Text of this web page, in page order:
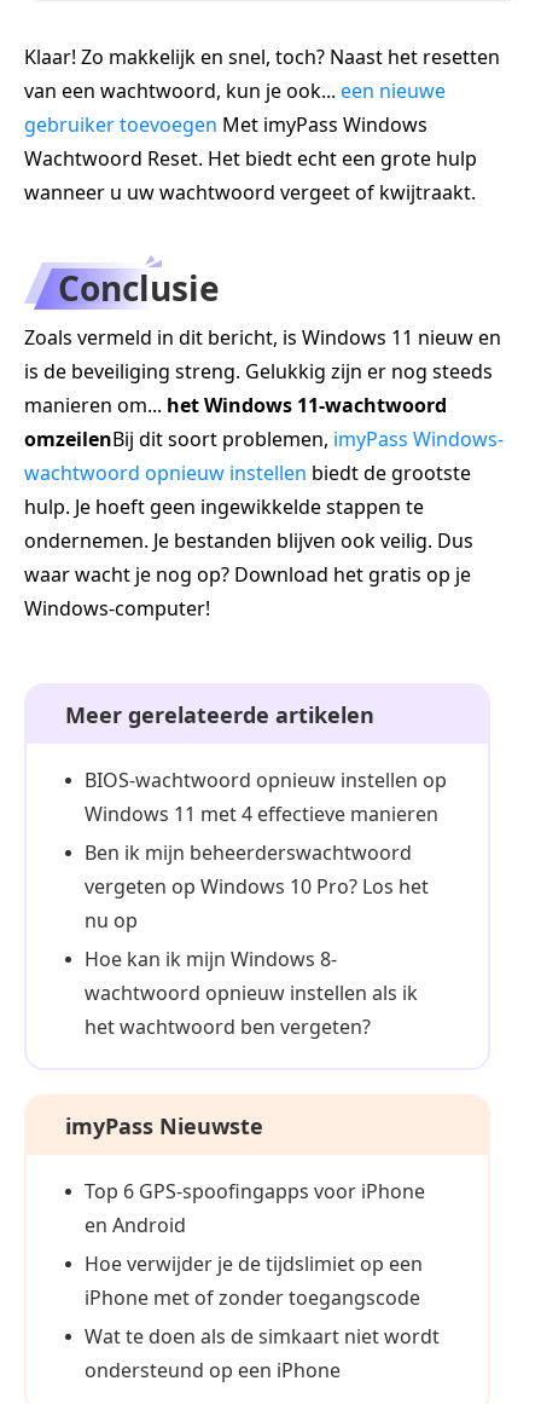
Klaar! Zo makkelijk en snel, toch? Naast het resetten
van een wachtwoord, kun je ook... een nieuwe
gebruiker toevoegen Met imyPass Windows
Wachtwoord Reset. Het biedt echt een grote hulp
wanneer u uw wachtwoord vergeet of kwijtraakt.
Conclusie
Zoals vermeld in dit bericht, is Windows 11 nieuw en
is de beveiliging streng. Gelukkig zijn er nog steeds
manieren om... het Windows 11-wachtwoord
omzeilenBij dit soort problemen, imyPass Windows-
wachtwoord opnieuw instellen biedt de grootste
hulp. Je hoeft geen ingewikkelde stappen te
ondernemen. Je bestanden blijven ook veilig. Dus
waar wacht je nog op? Download het gratis op je
Windows-computer!
Meer gerelateerde artikelen
BIOS-wachtwoord opnieuw instellen op
Windows 11 met 4 effectieve manieren
Ben ik mijn beheerderswachtwoord
vergeten op Windows 10 Pro? Los het
nu op
Hoe kan ik mijn Windows 8-
wachtwoord opnieuw instellen als ik
het wachtwoord ben vergeten?
imyPass Nieuwste
Top 6 GPS-spoofingapps voor iPhone
en Android
Hoe verwijder je de tijdslimiet op een
iPhone met of zonder toegangscode
Wat te doen als de simkaart niet wordt
ondersteund op een iPhone